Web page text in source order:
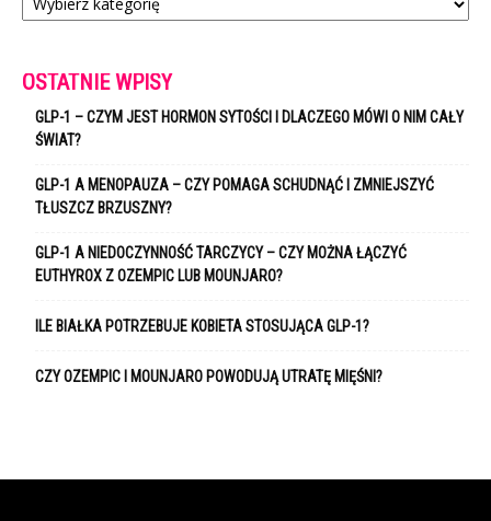
OSTATNIE WPISY
GLP-1 – CZYM JEST HORMON SYTOŚCI I DLACZEGO MÓWI O NIM CAŁY
ŚWIAT?
GLP-1 A MENOPAUZA – CZY POMAGA SCHUDNĄĆ I ZMNIEJSZYĆ
TŁUSZCZ BRZUSZNY?
GLP-1 A NIEDOCZYNNOŚĆ TARCZYCY – CZY MOŻNA ŁĄCZYĆ
EUTHYROX Z OZEMPIC LUB MOUNJARO?
ILE BIAŁKA POTRZEBUJE KOBIETA STOSUJĄCA GLP-1?
CZY OZEMPIC I MOUNJARO POWODUJĄ UTRATĘ MIĘŚNI?